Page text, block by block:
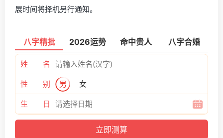
展时间将择机另行通知。
八字精批 2026运势 命中贵人 八字合婚
姓 名
性 别 男 女
生 日